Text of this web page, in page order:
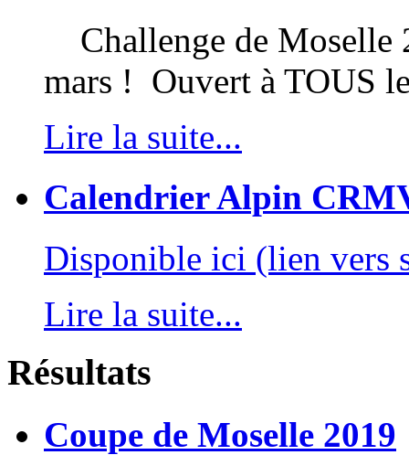
Challenge de Moselle
mars ! Ouvert à TOUS
Lire la suite...
Calendrier Alpin
Disponible ici (lien vers
Lire la suite...
Résultats
Coupe de Moselle 2019